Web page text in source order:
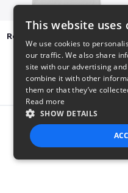
Raised on Country Since 85
This website uses
We use cookies to
our traffic. We also share
site with our advertising
combine it with other
them or that they’ve
Read more
SHOW DETAILS
STRICTLY